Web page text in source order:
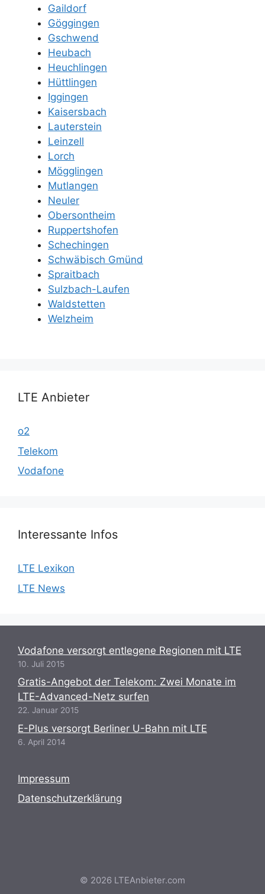
Gaildorf
Göggingen
Gschwend
Heubach
Heuchlingen
Hüttlingen
Iggingen
Kaisersbach
Lauterstein
Leinzell
Lorch
Mögglingen
Mutlangen
Neuler
Obersontheim
Ruppertshofen
Schechingen
Schwäbisch Gmünd
Spraitbach
Sulzbach-Laufen
Waldstetten
Welzheim
LTE Anbieter
o2
Telekom
Vodafone
Interessante Infos
LTE Lexikon
LTE News
Vodafone versorgt entlegene Regionen mit LTE
10. Juli 2015
Gratis-Angebot der Telekom: Zwei Monate im
LTE-Advanced-Netz surfen
22. Januar 2015
E-Plus versorgt Berliner U-Bahn mit LTE
6. April 2014
Impressum
Datenschutzerklärung
© 2026 LTEAnbieter.com